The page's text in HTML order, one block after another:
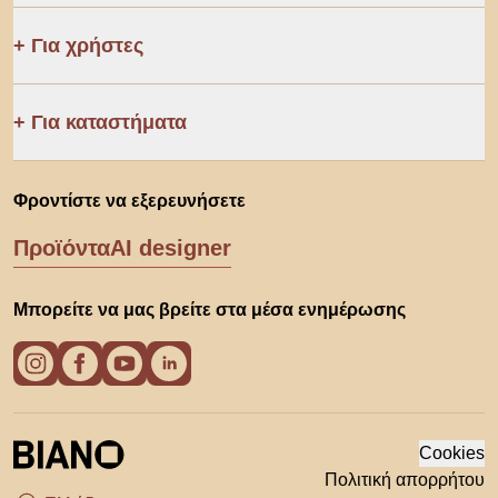
Για χρήστες
Για καταστήματα
Φροντίστε να εξερευνήσετε
ΠροϊόνταAI designer
Μπορείτε να μας βρείτε στα μέσα ενημέρωσης
Cookies
Πολιτική απορρήτου